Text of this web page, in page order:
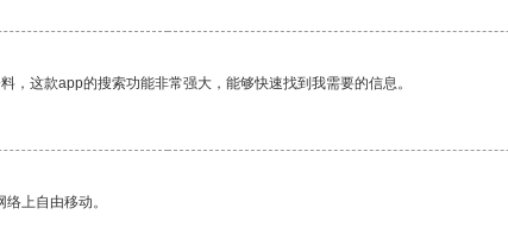
这款app的搜索功能非常强大，能够快速找到我需要的信息。
上自由移动。